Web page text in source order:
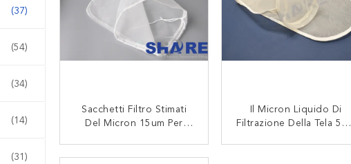
(37)
(54)
(34)
(14)
(31)
Sacchetti Filtro Stimati
Del Micron 15um Per
CONTATTACI
Il Micron Liquido Di
Filtrazione Della Tela 5um